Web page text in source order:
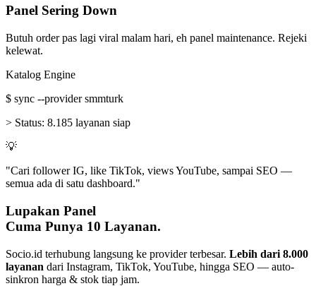
Panel Sering Down
Butuh order pas lagi viral malam hari, eh panel maintenance. Rejeki
kelewat.
Katalog Engine
$ sync --provider smmturk
> Status: 8.185 layanan siap
💡
"Cari follower IG, like TikTok, views YouTube, sampai SEO —
semua ada di satu dashboard."
Lupakan Panel
Cuma Punya 10 Layanan.
Socio.id terhubung langsung ke provider terbesar. Lebih dari 8.000
layanan dari Instagram, TikTok, YouTube, hingga SEO — auto-
sinkron harga & stok tiap jam.